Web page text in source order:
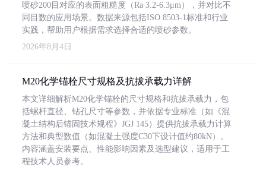
喷砂200目对应的表面粗糙度（Ra 3.2-6.3μm），并对比不
同目数的应用场景。数据来源包括ISO 8503-1标准和行业
实践，帮助用户根据需求选择合适的喷砂参数。
2026年8月4日
M20化学锚栓尺寸规格及抗拔承载力详解
本文详细解析M20化学锚栓的尺寸规格和抗拔承载力，包
括螺杆直径、钻孔尺寸等参数，并依据专业标准（如《混
凝土结构后锚固技术规程》JGJ 145）提供抗拔承载力计算
方法和典型数值（如混凝土强度C30下设计值约80kN）。
内容涵盖安装要点、性能影响因素及选型建议，适用于工
程技术人员参考。